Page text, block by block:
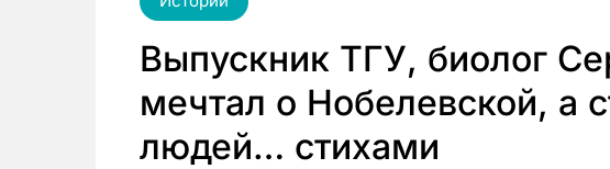
Выпускник ТГУ, биолог
мечтал о Нобелевской, а
людей… стихами